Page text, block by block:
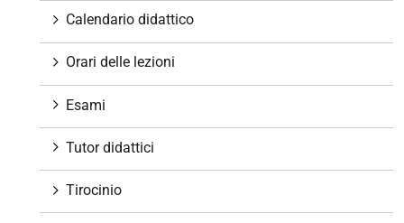
Calendario didattico
Orari delle lezioni
Esami
Tutor didattici
Tirocinio